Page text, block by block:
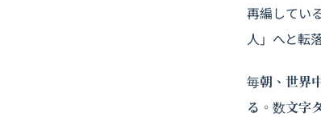
再編してい
人」へと転
毎朝、世界
る。数文字